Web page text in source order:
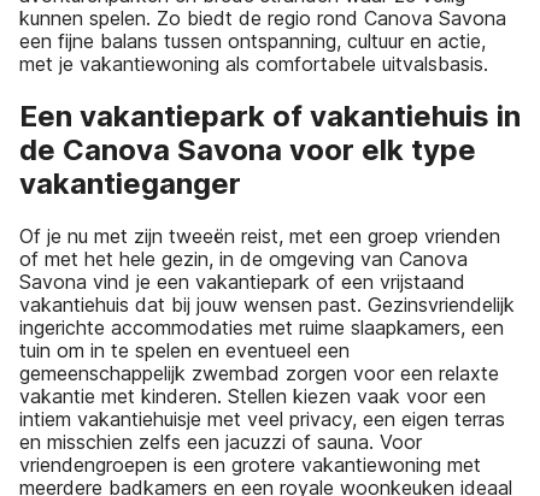
kunnen spelen. Zo biedt de regio rond Canova Savona
een fijne balans tussen ontspanning, cultuur en actie,
met je vakantiewoning als comfortabele uitvalsbasis.
Een vakantiepark of vakantiehuis in
de Canova Savona voor elk type
vakantieganger
Of je nu met zijn tweeën reist, met een groep vrienden
of met het hele gezin, in de omgeving van Canova
Savona vind je een vakantiepark of een vrijstaand
vakantiehuis dat bij jouw wensen past. Gezinsvriendelijk
ingerichte accommodaties met ruime slaapkamers, een
tuin om in te spelen en eventueel een
gemeenschappelijk zwembad zorgen voor een relaxte
vakantie met kinderen. Stellen kiezen vaak voor een
intiem vakantiehuisje met veel privacy, een eigen terras
en misschien zelfs een jacuzzi of sauna. Voor
vriendengroepen is een grotere vakantiewoning met
meerdere badkamers en een royale woonkeuken ideaal